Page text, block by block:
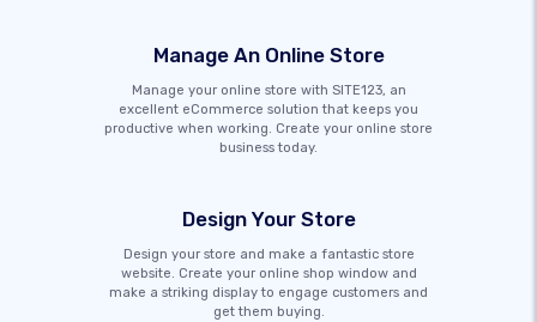
Manage An Online Store
Manage your online store with SITE123, an
excellent eCommerce solution that keeps you
productive when working. Create your online store
business today.
Design Your Store
Design your store and make a fantastic store
website. Create your online shop window and
make a striking display to engage customers and
get them buying.